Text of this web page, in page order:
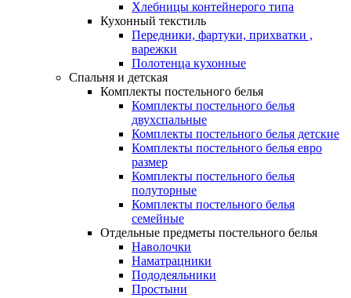
Хлебницы контейнерого типа
Кухонный текстиль
Передники, фартуки, прихватки ,
варежки
Полотенца кухонные
Спальня и детская
Комплекты постельного белья
Комплекты постельного белья
двухспальные
Комплекты постельного белья детские
Комплекты постельного белья евро
размер
Комплекты постельного белья
полуторные
Комплекты постельного белья
семейные
Отдельные предметы постельного белья
Наволочки
Наматрацники
Пододеяльники
Простыни